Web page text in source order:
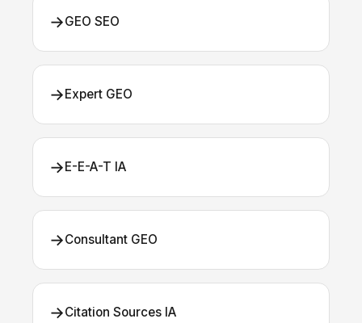
→GEO SEO
→Expert GEO
→E-E-A-T IA
→Consultant GEO
→Citation Sources IA